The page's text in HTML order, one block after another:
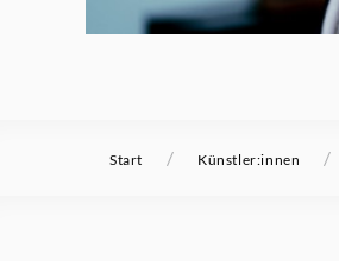
Start / Künstler:innen /